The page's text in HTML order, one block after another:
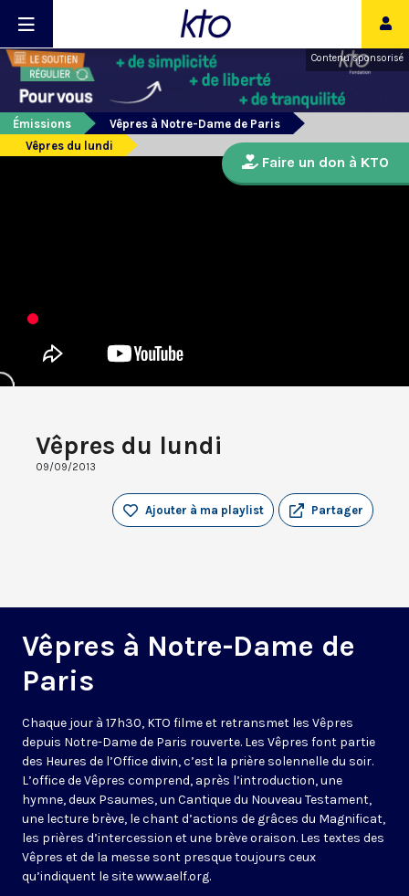
Contenu sponsorisé
Émissions
Vêpres à Notre-Dame de Paris
Vêpres du lundi
Vêpres du lundi
09/09/2013
Partager
Ajouter à ma playlist
Vêpres à Notre-Dame de
Paris
Chaque jour à 17h30, KTO filme et retransmet les Vêpres
depuis Notre-Dame de Paris rouverte. Les Vêpres font partie
des Heures de l’Office divin, c’est la prière solennelle du soir.
L’office de Vêpres comprend, après l’introduction, une
hymne, deux Psaumes, un Cantique du Nouveau Testament,
une lecture brève, le chant d’actions de grâces du Magnificat,
les prières d’intercession et une brève oraison. Les textes des
Vêpres et de la messe sont presque toujours ceux
qu’indiquent le sitewww.aelf.org.
Faire un don à KTO